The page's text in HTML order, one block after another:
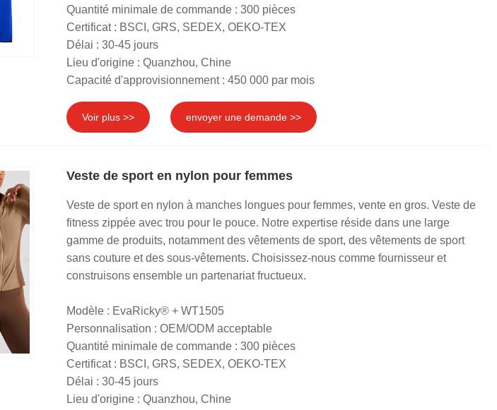
Quantité minimale de commande : 300 pièces
Certificat : BSCI, GRS, SEDEX, OEKO-TEX
Délai : 30-45 jours
Lieu d'origine : Quanzhou, Chine
Capacité d'approvisionnement : 450 000 par mois
Voir plus >> envoyer une demande >>
Veste de sport en nylon pour femmes
Veste de sport en nylon à manches longues pour femmes, vente en gros. Veste de
fitness zippée avec trou pour le pouce. Notre expertise réside dans une large
gamme de produits, notamment des vêtements de sport, des vêtements de sport
sans couture et des sous-vêtements. Choisissez-nous comme fournisseur et
construisons ensemble un partenariat fructueux.
Modèle : EvaRicky® + WT1505
Personnalisation : OEM/ODM acceptable
Quantité minimale de commande : 300 pièces
Certificat : BSCI, GRS, SEDEX, OEKO-TEX
Délai : 30-45 jours
Lieu d'origine : Quanzhou, Chine